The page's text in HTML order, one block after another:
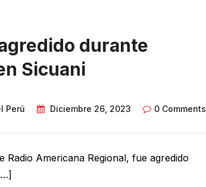
durante
Sicuani
Perú Diciembre 26, 2023 0 Comments
Radio Americana Regional, fue agredido